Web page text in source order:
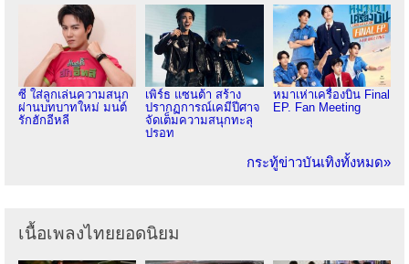
ซี ใส่ลูกเล่นความสนุก
ผ่านบทบาทใหม่ มนต์
รักฮักอีหลี
เพิร์ธ แซนต้า สร้าง
ปรากฏการณ์เคมีปีศาจ
จัดเต็มความสนุกทะลุ
ปรอท
หมาเห่าเครื่องบิน Final
EP. Fan Meeting
กระทู้ข่าวบันเทิงทั้งหมด»
เนื้อเพลงไทยยอดนิยม